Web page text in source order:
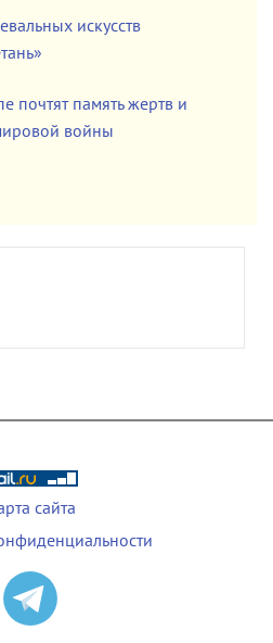
искусств
почтят память жертв и
войны
сайта